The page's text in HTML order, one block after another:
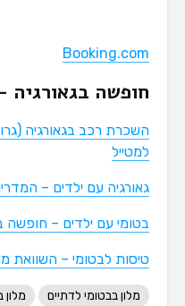
Booking.com
חופשה בגאורגיה
השכרת רכב בגאורגיה
למטייל
גאורגיה עם ילדים –
בטומי עם ילדים – חופשה
טיסות לבטומי – השוואת
מלון בבטומי לדתיים
מלון